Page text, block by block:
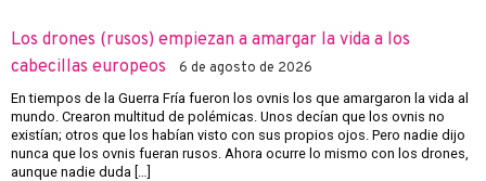
Los drones (rusos) empiezan a amargar la vida a los
cabecillas europeos
6 de agosto de 2026
En tiempos de la Guerra Fría fueron los ovnis los que amargaron la vida al
mundo. Crearon multitud de polémicas. Unos decían que los ovnis no
existían; otros que los habían visto con sus propios ojos. Pero nadie dijo
nunca que los ovnis fueran rusos. Ahora ocurre lo mismo con los drones,
aunque nadie duda […]